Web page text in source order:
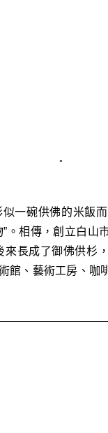
一碗供佛的米飯
。相傳，創立白
長成了御佛供杉
館、藝術工房、